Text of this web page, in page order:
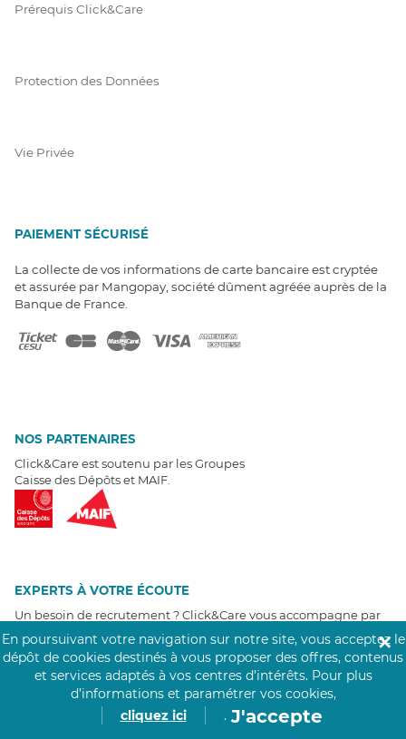
Prérequis Click&Care
Protection des Données
Vie Privée
PAIEMENT SÉCURISÉ
La collecte de vos informations de carte bancaire est cryptée
et assurée par Mangopay, société dûment agréée auprès de la
Banque de France.
NOS PARTENAIRES
Click&Care est soutenu par les Groupes
Caisse des Dépôts et MAIF.
EXPERTS À VOTRE ÉCOUTE
Un besoin de recrutement ? Click&Care vous accompagne par
téléphone 7/7
Être rappelé aujourd'hui
MOIGNAGES CLIENTS
En poursuivant votre navigation sur notre site, vous acceptez le
dépôt de cookies destinés à vous proposer des offres, contenus
et services adaptés à vos centres d’intérêts. Pour plus
d’informations et paramétrer vos cookies,
cliquez ici
. J'accepte
✕